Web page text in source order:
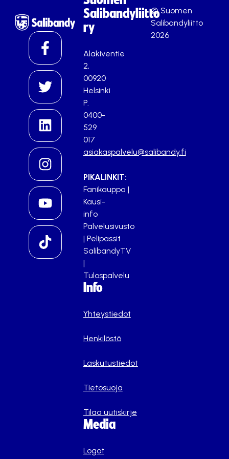
Salibandyliitto
ry
Alakiventie
2,
00920
Helsinki
P.
0400-
529
017
asiakaspalvelu@salibandy.fi
PIKALINKIT:
Fanikauppa |
Kausi-
info
Palvelusivusto
| Pelipassit
SalibandyTV
|
Tulospalvelu
Info
Yhteystiedot
Henkilöstö
Laskutustiedot
Tietosuoja
Tilaa uutiskirje
Media
Logot
© Suomen
Salibandyliitto
2026